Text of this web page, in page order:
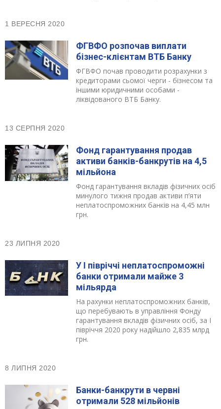
1 ВЕРЕСНЯ 2020
ФГВФО розпочав виплати
бізнес-клієнтам ВТБ Банку
ФГВФО почав проводити розрахунки з
кредиторами сьомої черги - бізнесом та
іншими юридичними особами -
ліквідованого ВТБ Банку.
13 СЕРПНЯ 2020
Фонд гарантування продав
активи банків-банкрутів на 4,5
мільйона
Фонд гарантування вкладів фізичних осіб
минулого тижня продав активи п’яти
неплатоспроможних банків на 4,45 млн
грн.
23 ЛИПНЯ 2020
У І півріччі неплатоспроможні
банки отримали майже 3
мільярда
На рахунки неплатоспроможних банків,
що перебувають в управління Фонду
гарантування вкладів фізичних осіб, за І
півріччя 2020 року надійшло 2,835 млрд
грн.
8 ЛИПНЯ 2020
Банки-банкрути в червні
отримали 528 мільйонів